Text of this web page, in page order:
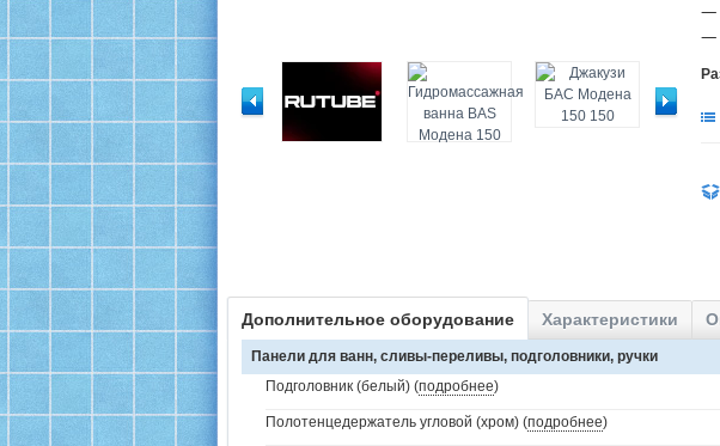
Дополнительное оборудование Характеристики
Панели для ванн, сливы-переливы, подголовники, ручки
Подголовник (белый) (подробнее)
Полотенцедержатель угловой (хром) (подробнее)